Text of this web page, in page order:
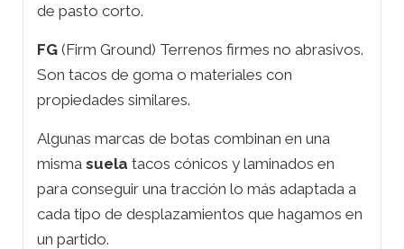
de pasto corto.
FG (Firm Ground) Terrenos firmes no abrasivos.
Son tacos de goma o materiales con
propiedades similares.
Algunas marcas de botas combinan en una
misma suela tacos cónicos y laminados en
para conseguir una tracción lo más adaptada a
cada tipo de desplazamientos que hagamos en
un partido.